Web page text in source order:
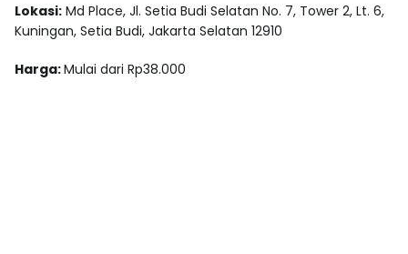
Lokasi: Md Place, Jl. Setia Budi Selatan No. 7, Tower 2, Lt. 6,
Kuningan, Setia Budi, Jakarta Selatan 12910
Harga:Mulai dari Rp38.000